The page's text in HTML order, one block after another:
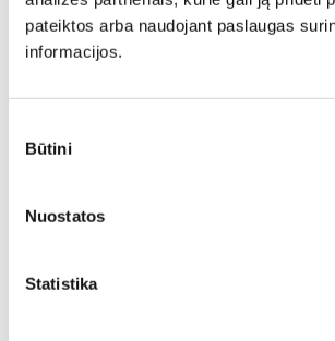
pateiktos arba naudojant paslaugas
informacijos.
pasirinkimas
Būtini
Nuostatos
Statistika
Minkšti baldai yra vienas svarbiausių
kuris suteikia erdvei jaukumo, estetikos
gali tapti pagrindiniu akcentu,
Aktualūs aukštos kokybės, funkcionalūs